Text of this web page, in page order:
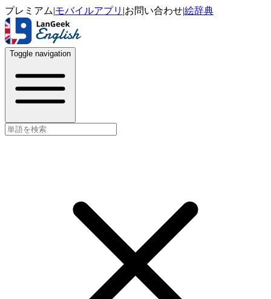
プレミアム|モバイルアプリ |お問い合わせ|絵辞典
Toggle navigation